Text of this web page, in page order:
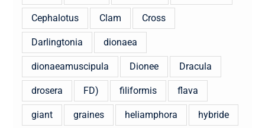
Cephalotus Clam Cross
Darlingtonia dionaea
dionaeamuscipula Dionee Dracula
drosera FD) filiformis flava
giant graines heliamphora hybride